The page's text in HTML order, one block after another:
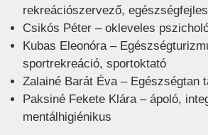
rekreációszervező,
Csikós Péter – okleveles
Kubas Eleonóra –
sportrekreáció, sportoktató
Zalainé Barát Éva – Egészségtan
Paksiné Fekete Klára – ápoló,
mentálhigiénikus